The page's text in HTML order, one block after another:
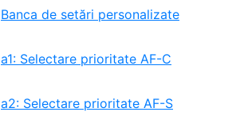
Banca de setări personalizate
a1: Selectare prioritate AF-C
a2: Selectare prioritate AF-S